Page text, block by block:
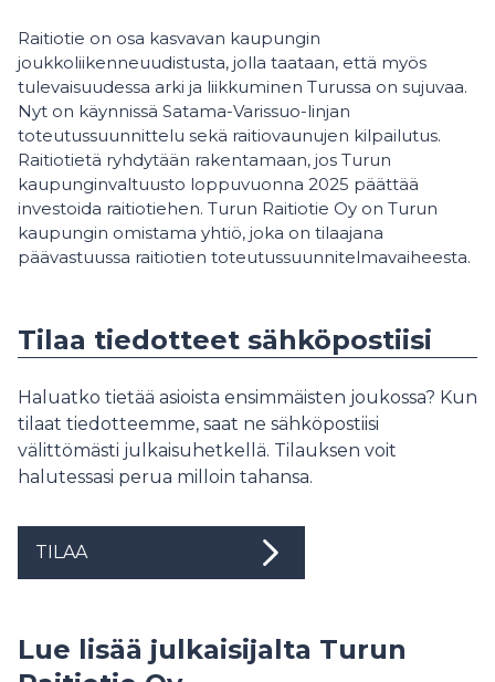
Raitiotie on osa kasvavan kaupungin
joukkoliikenneuudistusta, jolla taataan, että myös
tulevaisuudessa arki ja liikkuminen Turussa on sujuvaa.
Nyt on käynnissä Satama-Varissuo-linjan
toteutussuunnittelu sekä raitiovaunujen kilpailutus.
Raitiotietä ryhdytään rakentamaan, jos Turun
kaupunginvaltuusto loppuvuonna 2025 päättää
investoida raitiotiehen. Turun Raitiotie Oy on Turun
kaupungin omistama yhtiö, joka on tilaajana
päävastuussa raitiotien toteutussuunnitelmavaiheesta.
Tilaa tiedotteet sähköpostiisi
Haluatko tietää asioista ensimmäisten joukossa? Kun
tilaat tiedotteemme, saat ne sähköpostiisi
välittömästi julkaisuhetkellä. Tilauksen voit
halutessasi perua milloin tahansa.
TILAA
Lue lisää julkaisijalta Turun